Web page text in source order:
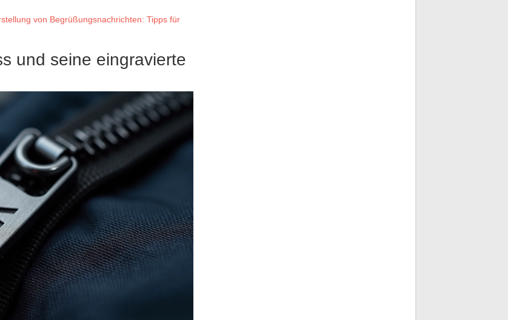
von Begrüßungsnachrichten: Tipps für
und seine eingravierte